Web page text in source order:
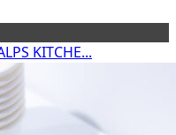
KITCHE...